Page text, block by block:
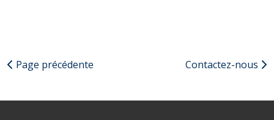
Page précédente Contactez-nous